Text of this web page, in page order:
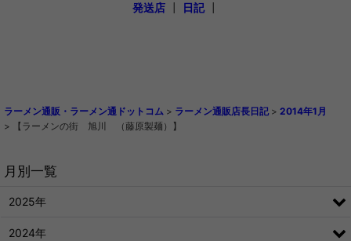
発送店
日記┃
ラーメン通販・ラーメン通ドットコム > ラーメン通販店長日記 > 2014年1月
>
【ラーメンの街 旭川 （藤原製麺）】
月別一覧
2025年
2024年